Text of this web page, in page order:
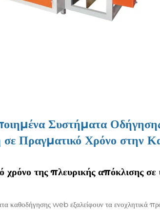
Συστήματα
Πραγματικό Χρόνο στην
χρόνο της πλευρικής απόκλισης
καθοδήγησης web εξαλείφουν τα ενοχλητικά